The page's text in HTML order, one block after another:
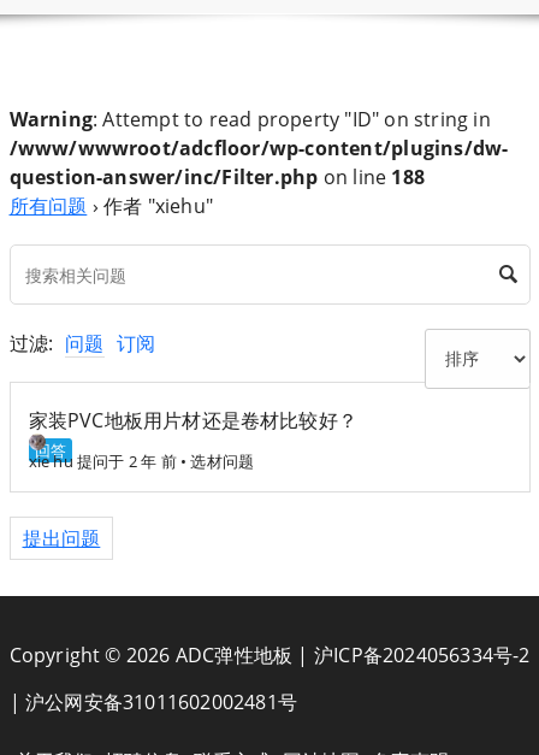
Warning: Attempt to read property "ID" on string in
/www/wwwroot/adcfloor/wp-content/plugins/dw-
question-answer/inc/Filter.php on line 188
所有问题 › 作者 "xiehu"
过滤: 问题 订阅
家装PVC地板用片材还是卷材比较好？
回答
xie hu 提问于 2 年 前•选材问题
提出问题
Copyright © 2026 ADC弹性地板 | 沪ICP备2024056334号-2
| 沪公网安备31011602002481号